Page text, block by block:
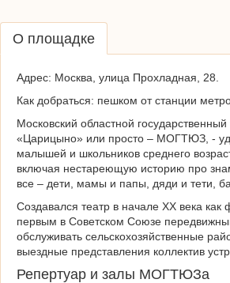
О площадке
Адрес: Москва, улица Прохладная, 28.
Как добраться: пешком от станции
Московский областной
«Царицыно» или просто – МОГТЮЗ, -
малышей и школьников среднего
включая нестареющую историю про
все – дети, мамы и папы, дяди и тети,
Создавался театр в начале XX века
первым в Советском Союзе
обслуживать сельскохозяйственные
выездные представления коллектив
Репертуар и залы МОГТЮЗа